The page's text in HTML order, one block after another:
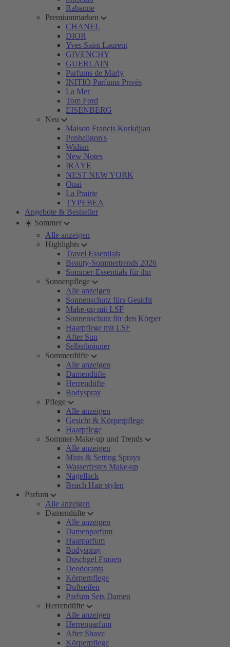
Rabanne
Premiummarken
CHANEL
DIOR
Yves Saint Laurent
GIVENCHY
GUERLAIN
Parfums de Marly
INITIO Parfums Privés
La Mer
Tom Ford
EISENBERG
Neu
Maison Francis Kurkdjian
Penhaligon's
Widian
New Notes
IRÄYE
NEST NEW YORK
Ouai
La Prairie
TYPEBEA
Angebote & Bestseller
☀️ Sommer
Alle anzeigen
Highlights
Travel Essentials
Beauty-Sommertrends 2026
Sommer-Essentials für ihn
Sonnenpflege
Alle anzeigen
Sonnenschutz fürs Gesicht
Make-up mit LSF
Sonnenschutz für den Körper
Haarpflege mit LSF
After Sun
Selbstbräuner
Sommerdüfte
Alle anzeigen
Damendüfte
Herrendüfte
Bodyspray
Pflege
Alle anzeigen
Gesicht & Körperpflege
Haarpflege
Sommer-Make-up und Trends
Alle anzeigen
Mists & Setting Sprays
Wasserfestes Make-up
Nagellack
Beach Hair stylen
Parfum
Alle anzeigen
Damendüfte
Alle anzeigen
Damenparfum
Haarparfum
Bodyspray
Duschgel Frauen
Deodorants
Körperpflege
Duftseifen
Parfum Sets Damen
Herrendüfte
Alle anzeigen
Herrenparfum
After Shave
Körperpflege